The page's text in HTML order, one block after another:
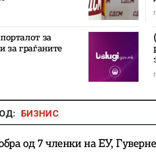
за
за граѓаните
БИЗНИС
7 членки на ЕУ, Гувернерот се